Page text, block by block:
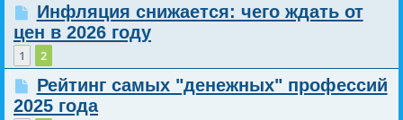
Инфляция снижается: чего ждать от
цен в 2026 году
1 2
Рейтинг самых "денежных" профессий
2025 года